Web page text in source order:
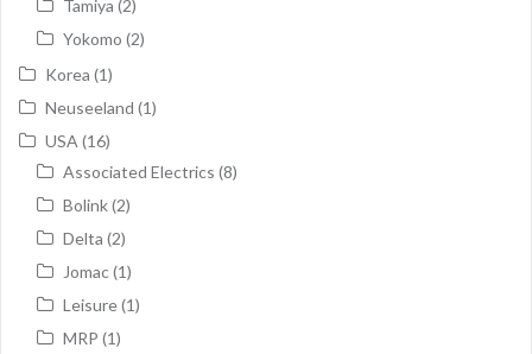
Tamiya (2)
Yokomo (2)
Korea (1)
Neuseeland (1)
USA (16)
Associated Electrics (8)
Bolink(2)
Delta (2)
Jomac(1)
Leisure(1)
MRP (1)